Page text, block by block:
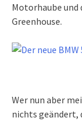
Motorhaube
Greenhouse.
Wer nun aber
nichts geändert,